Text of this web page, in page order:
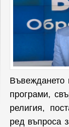
Въвеждането
програми,
религия,
ред въпроса